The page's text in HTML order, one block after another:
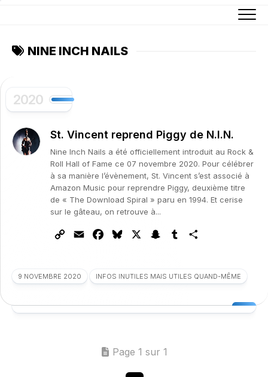
NINE INCH NAILS
2020
St. Vincent reprend Piggy de N.I.N.
Nine Inch Nails a été officiellement introduit au Rock &
Roll Hall of Fame ce 07 novembre 2020. Pour célébrer
à sa manière l’évènement, St. Vincent s’est associé à
Amazon Music pour reprendre Piggy, deuxième titre
de « The Download Spiral » paru en 1994. Et cerise
sur le gâteau, on retrouve à...
Copy Email FacebookBluesky Snapchat
Tumblr
9 NOVEMBRE 2020 INFOS INUTILES MAIS UTILES QUAND-MÊME
Page 1 sur 1